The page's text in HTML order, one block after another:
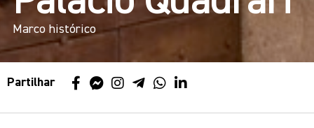
Marco histórico
Partilhar